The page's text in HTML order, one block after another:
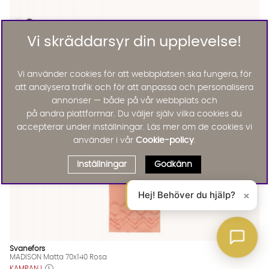
Svanefors
TROND Kudde 45x15 Beige
Lägg till
20%
Svanefors
MADISON Matta 70x140 Rosa
Vi skräddarsyr din upplevelse!
Vi använder cookies för att webbplatsen ska fungera, för
att analysera trafik och för att anpassa och personalisera
annonser — både på vår webbplats och
på andra plattformar. Du väljer själv vilka cookies du
accepterar under inställningar. Läs mer om de cookies vi
använder i vår Cookie-policy.
Inställningar Godkänn
Hej! Behöver du hjälp? ×